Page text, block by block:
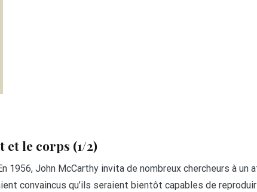
le corps (1/2)
1956, John McCarthy invita de nombreux chercheurs à
convaincus qu’ils seraient bientôt capables de